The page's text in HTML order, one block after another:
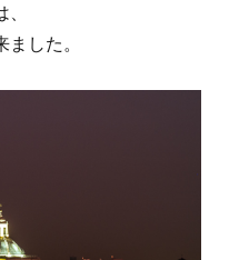
した。